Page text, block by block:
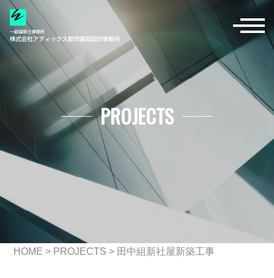
PROJECTS
HOME > PROJECTS > 田中組新社屋新築工事